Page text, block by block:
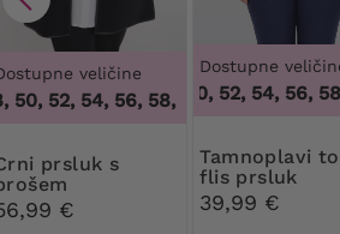
veličine
52, 54, 56, 58, 60, 62, 64,46, 48,
s
€
Dostupne
48, 50, 52, 54, 56, 58,
Tamnoplavi topli
flis prsluk
39,99 €